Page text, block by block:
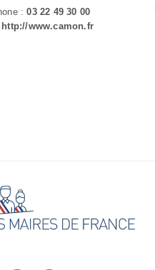
:03 22 49 30 00
http://www.camon.fr